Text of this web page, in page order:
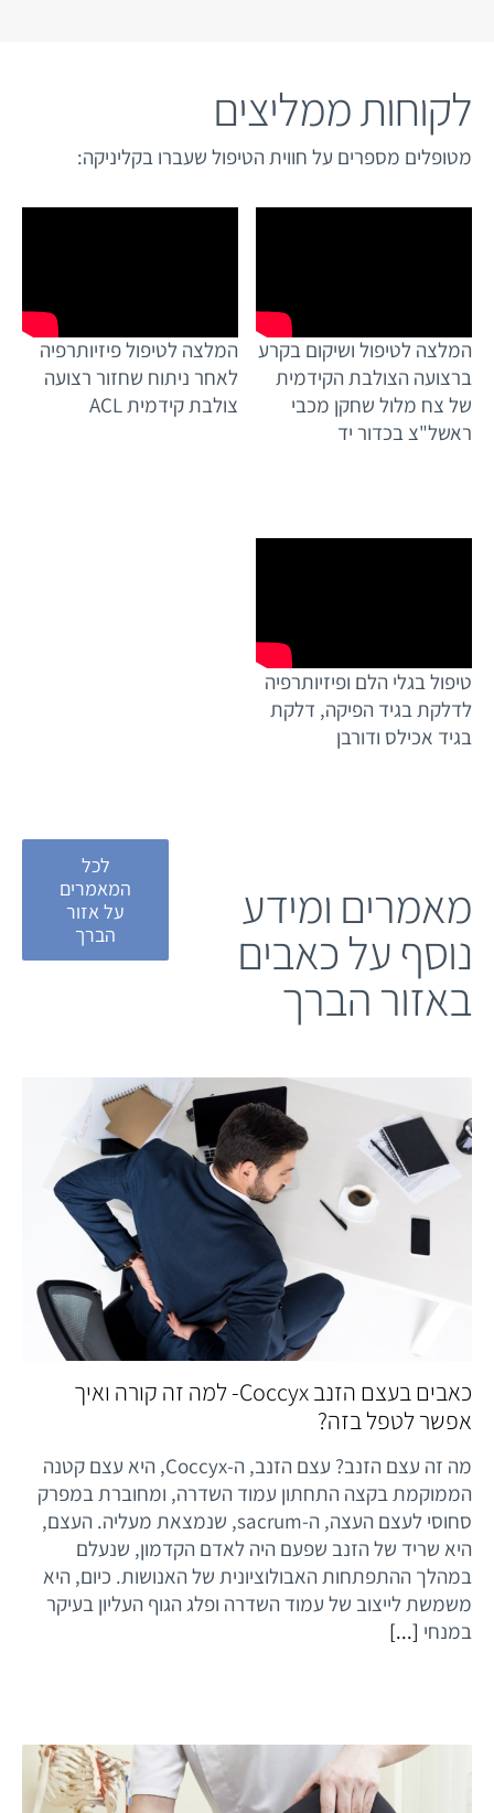
לקוחות ממליצים
מטופלים מספרים על חווית הטיפול שעברו בקליניקה:
המלצה לטיפול ושיקום בקרע
ברצועה הצולבת הקידמית
של צח מלול שחקן מכבי
ראשל"צ בכדור יד
המלצה לטיפול פיזיותרפיה
לאחר ניתוח שחזור רצועה
צולבת קידמית ACL
טיפול בגלי הלם ופיזיותרפיה
לדלקת בגיד הפיקה, דלקת
בגיד אכילס ודורבן
מאמרים ומידע
נוסף על כאבים
באזור הברך
לכל
המאמרים
על אזור
הברך
כאבים בעצם הזנב Coccyx- למה זה קורה ואיך
אפשר לטפל בזה?
מה זה עצם הזנב? עצם הזנב, ה-Coccyx, היא עצם קטנה
הממוקמת בקצה התחתון עמוד השדרה, ומחוברת במפרק
סחוסי לעצם העצה, ה-sacrum, שנמצאת מעליה. העצם,
היא שריד של הזנב שפעם היה לאדם הקדמון, שנעלם
במהלך ההתפתחות האבולוציונית של האנושות. כיום, היא
משמשת לייצוב של עמוד השדרה ופלג הגוף העליון בעיקר
במנחי [...]